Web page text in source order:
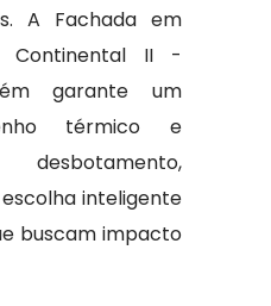
A Fachada em
Continental II -
garante um
térmico e
inteligente
buscam impacto